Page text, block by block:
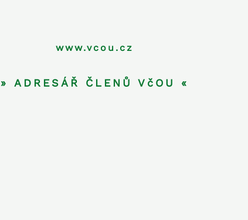
www.vcou.cz
» ADRESÁŘ ČLENŮ VčOU «